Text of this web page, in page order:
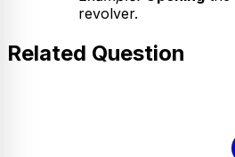
revolver.
Related Question